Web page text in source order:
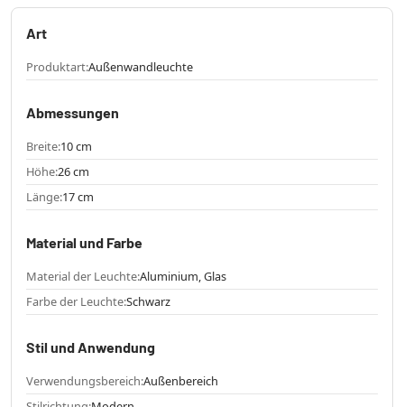
Art
Produktart:Außenwandleuchte
Abmessungen
Breite:10 cm
Höhe:26 cm
Länge:17 cm
Material und Farbe
Material der Leuchte:Aluminium, Glas
Farbe der Leuchte:Schwarz
Stil und Anwendung
Verwendungsbereich:Außenbereich